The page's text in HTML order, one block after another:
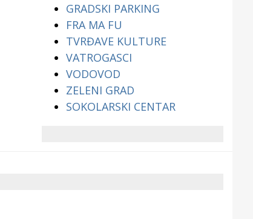
GRADSKI PARKING
FRA MA FU
TVRĐAVE KULTURE
VATROGASCI
VODOVOD
ZELENI GRAD
SOKOLARSKI CENTAR